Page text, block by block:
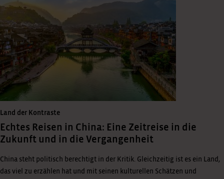
Land der Kontraste
Echtes Reisen in China: Eine Zeitreise in die
Zukunft und in die Vergangenheit
China steht politisch berechtigt in der Kritik. Gleichzeitig ist es ein Land,
das viel zu erzählen hat und mit seinen kulturellen Schätzen und